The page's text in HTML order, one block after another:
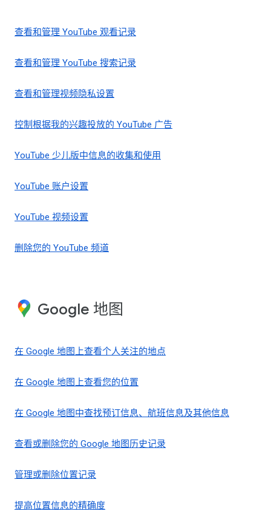
查看和管理 YouTube 观看记录
查看和管理 YouTube 搜索记录
查看和管理视频隐私设置
控制根据我的兴趣投放的 YouTube 广告
YouTube 少儿版中信息的收集和使用
YouTube 账户设置
YouTube 视频设置
删除您的 YouTube 频道
Google 地图
在 Google 地图上查看个人关注的地点
在 Google 地图上查看您的位置
在 Google 地图中查找预订信息、航班信息及其他信息
查看或删除您的 Google 地图历史记录
管理或删除位置记录
提高位置信息的精确度